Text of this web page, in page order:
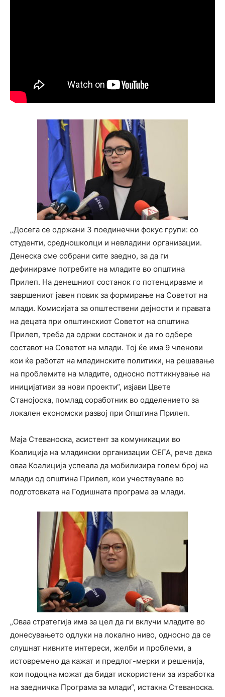
„Досега се одржани 3 поединечни фокус групи: со
студенти, средношколци и невладини организации.
Денеска сме собрани сите заедно, за да ги
дефинираме потребите на младите во општина
Прилеп. На денешниот состанок го потенциравме и
завршениот јавен повик за формирање на Советот на
млади. Комисијата за општествени дејности и правата
на децата при општинскиот Советот на општина
Прилеп, треба да одржи состанок и да го одбере
составот на Советот на млади. Тој ќе има 9 членови
кои ќе работат на младинските политики, на решавање
на проблемите на младите, односно поттикнување на
иницијативи за нови проекти“, изјави Цвете
Станојоска, помлад соработник во одделението за
локален економски развој при Општина Прилеп.
Маја Стеваноска, асистент за комуникации во
Коалиција на младински организации СЕГА, рече дека
оваа Коалиција успеала да мобилизира голем број на
млади од општина Прилеп, кои учествувале во
подготовката на Годишната програма за млади.
„Оваа стратегија има за цел да ги вклучи младите во
донесувањето одлуки на локално ниво, односно да се
слушнат нивните интереси, желби и проблеми, а
истовремено да кажат и предлог-мерки и решенија,
кои подоцна можат да бидат искористени за изработка
на заедничка Програма за млади“, истакна Стеваноска.